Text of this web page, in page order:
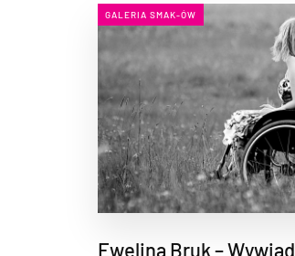
GALERIA SMAK-ÓW
Ewelina Bruk – Wywiad